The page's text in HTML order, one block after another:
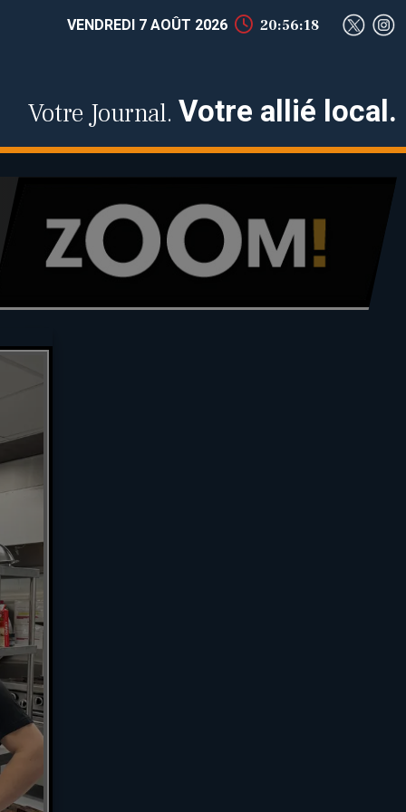
VENDREDI 7 AOÛT 2026 20:56:19
Votre Journal. Votre allié local.